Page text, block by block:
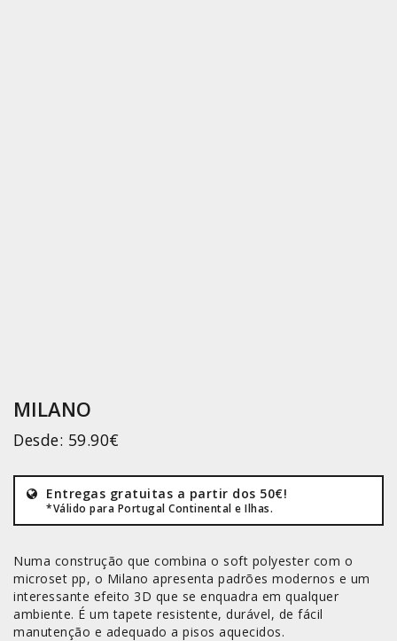
MILANO
Desde: 59.90€
Entregas gratuitas a partir dos 50€!
*Válido para Portugal Continental e Ilhas.
Numa construção que combina o soft polyester com o
microset pp, o Milano apresenta padrões modernos e um
interessante efeito 3D que se enquadra em qualquer
ambiente. É um tapete resistente, durável, de fácil
manutenção e adequado a pisos aquecidos.